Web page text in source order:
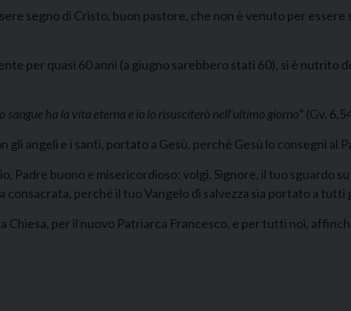
segno di Cristo, buon pastore, che non è venuto per essere
per quasi 60 anni (a giugno sarebbero stati 60), si è nutrito
sangue ha la vita eterna e io lo risusciterò nell’ultimo giorno” (Gv.
gli angeli e i santi, portato a Gesù, perché Gesù lo consegni al
Padre buono e misericordioso: volgi, Signore, il tuo sguardo
consacrata, perché il tuo Vangelo di salvezza sia portato a tutti
Chiesa, per il nuovo Patriarca Francesco, e per tutti noi,